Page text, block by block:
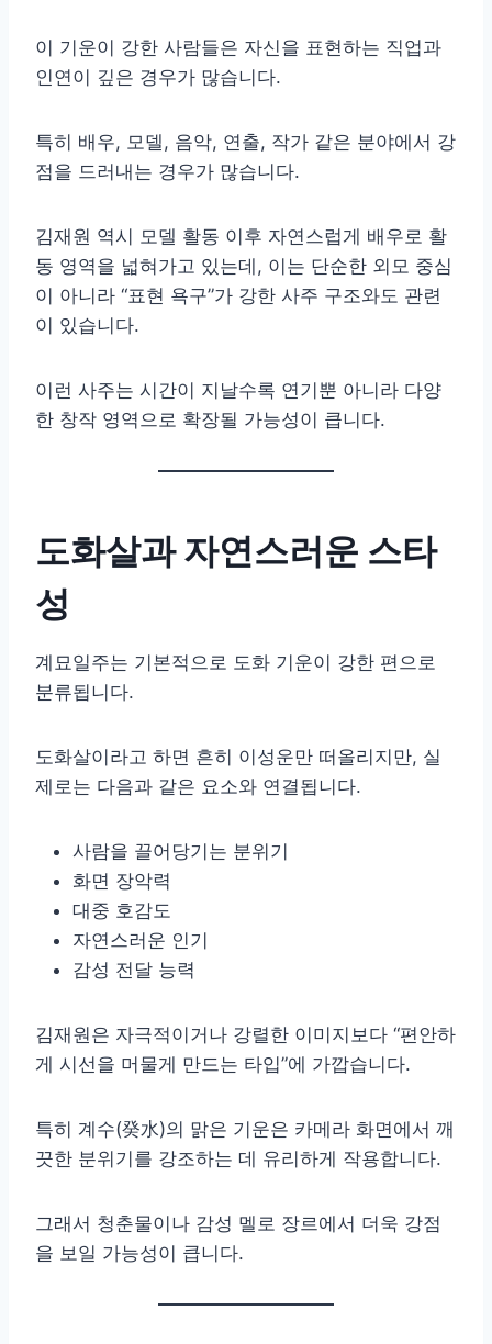
이 기운이 강한 사람들은 자신을 표현하는 직업과
인연이 깊은 경우가 많습니다.
특히 배우, 모델, 음악, 연출, 작가 같은 분야에서 강
점을 드러내는 경우가 많습니다.
김재원 역시 모델 활동 이후 자연스럽게 배우로 활
동 영역을 넓혀가고 있는데, 이는 단순한 외모 중심
이 아니라 “표현 욕구”가 강한 사주 구조와도 관련
이 있습니다.
이런 사주는 시간이 지날수록 연기뿐 아니라 다양
한 창작 영역으로 확장될 가능성이 큽니다.
도화살과 자연스러운 스타
성
계묘일주는 기본적으로 도화 기운이 강한 편으로
분류됩니다.
도화살이라고 하면 흔히 이성운만 떠올리지만, 실
제로는 다음과 같은 요소와 연결됩니다.
사람을 끌어당기는 분위기
화면 장악력
대중 호감도
자연스러운 인기
감성 전달 능력
김재원은 자극적이거나 강렬한 이미지보다 “편안하
게 시선을 머물게 만드는 타입”에 가깝습니다.
특히 계수(癸水)의 맑은 기운은 카메라 화면에서 깨
끗한 분위기를 강조하는 데 유리하게 작용합니다.
그래서 청춘물이나 감성 멜로 장르에서 더욱 강점
을 보일 가능성이 큽니다.